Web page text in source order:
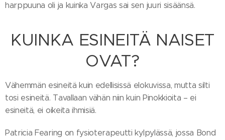
harppuuna oli ja kuinka Vargas sai sen juuri sisäänsä.
KUINKA ESINEITÄ NAISET
OVAT?
Vähemmän esineitä kuin edellisissä elokuvissa, mutta silti
tosi esineitä. Tavallaan vähän niin kuin Pinokkioita – ei
esineitä, ei oikeita ihmisiä.
Patricia Fearing on fysioterapeutti kylpylässä, jossa Bond